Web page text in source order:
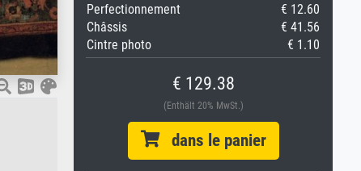
Perfectionnement
€ 12.60
Châssis
€ 41.56
Cintre photo
€ 1.10
€ 129.38
(Enthält 20% MwSt.)
dans le panier